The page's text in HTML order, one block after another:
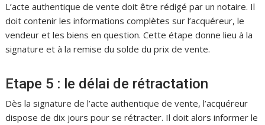
L’acte authentique de vente doit être rédigé par un notaire. Il
doit contenir les informations complètes sur l’acquéreur, le
vendeur et les biens en question. Cette étape donne lieu à la
signature et à la remise du solde du prix de vente.
Etape 5 : le délai de rétractation
Dès la signature de l’acte authentique de vente, l’acquéreur
dispose de dix jours pour se rétracter. Il doit alors informer le